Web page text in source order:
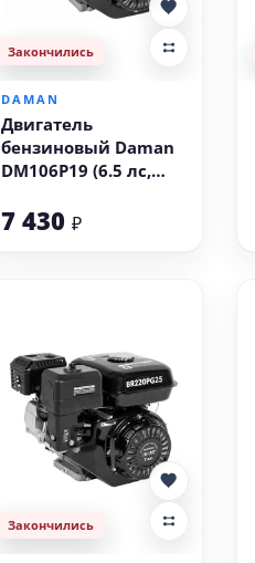
Закончились
DAMAN
Двигатель
бензиновый Daman
DM106P19 (6.5 лс,
7 430₽
Закончились